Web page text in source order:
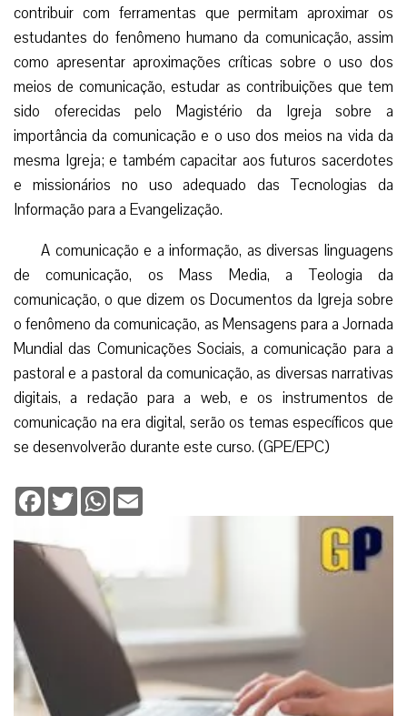
contribuir com ferramentas que permitam aproximar os
estudantes do fenômeno humano da comunicação, assim
como apresentar aproximações críticas sobre o uso dos
meios de comunicação, estudar as contribuições que tem
sido oferecidas pelo Magistério da Igreja sobre a
importância da comunicação e o uso dos meios na vida da
mesma Igreja; e também capacitar aos futuros sacerdotes
e missionários no uso adequado das Tecnologias da
Informação para a Evangelização.
A comunicação e a informação, as diversas linguagens
de comunicação, os Mass Media, a Teologia da
comunicação, o que dizem os Documentos da Igreja sobre
o fenômeno da comunicação, as Mensagens para a Jornada
Mundial das Comunicações Sociais, a comunicação para a
pastoral e a pastoral da comunicação, as diversas narrativas
digitais, a redação para a web, e os instrumentos de
comunicação na era digital, serão os temas específicos que
se desenvolverão durante este curso. (GPE/EPC)
Facebook
TwitterWhatsApp